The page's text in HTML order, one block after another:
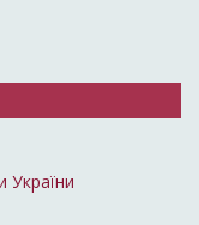
України